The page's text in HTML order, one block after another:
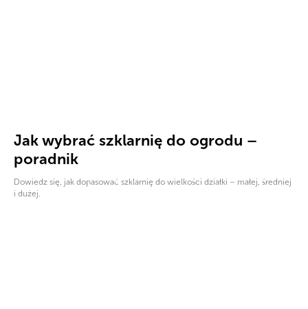
Jak wybrać szklarnię do ogrodu –
poradnik
Dowiedz się, jak dopasować szklarnię do wielkości działki – małej, średniej
i dużej.